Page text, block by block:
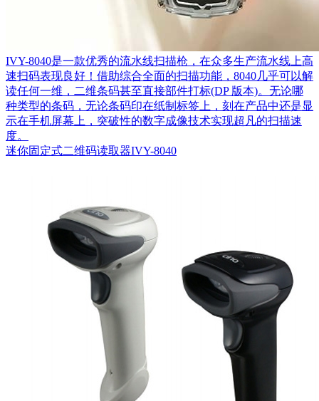
IVY-8040是一款优秀的流水线扫描枪，在众多生产流水线上高
速扫码表现良好！借助综合全面的扫描功能，8040几乎可以解
读任何一维，二维条码甚至直接部件打标(DP 版本)。无论哪
种类型的条码，无论条码印在纸制标签上，刻在产品中还是显
示在手机屏幕上，突破性的数字成像技术实现超凡的扫描速
度。
迷你固定式二维码读取器IVY-8040